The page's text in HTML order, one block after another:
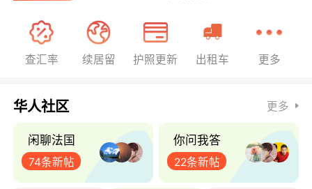
查汇率 续居留 护照更新 出租车 更多
华人社区 更多
闲聊法国
74条新帖
你问我答
22条新帖